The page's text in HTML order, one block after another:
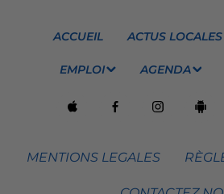
ACCUEIL ACTUS LOCALES
EMPLOI AGENDA
MENTIONS LEGALES